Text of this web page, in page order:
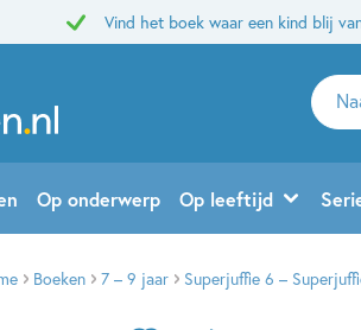
Vind het boek waar een kind blij
Zoeken
naar
en
Op onderwerp Op leeftijd
Boeken 7 – 9 jaar Superjuffie 6 –